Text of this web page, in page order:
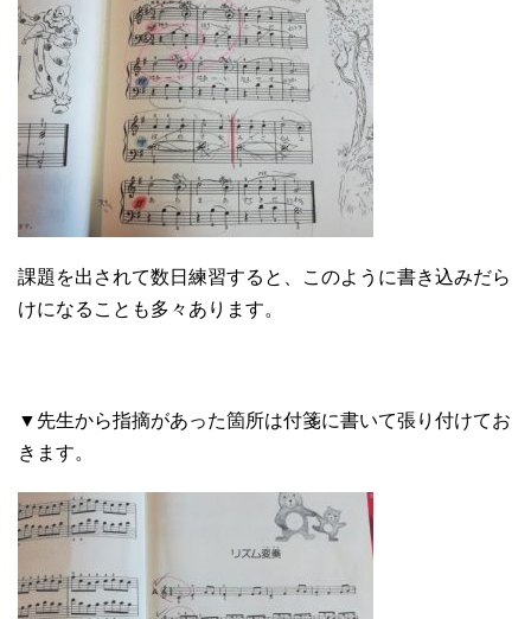
課題を出されて数日練習すると、このように書き込みだら
けになることも多々あります。
▼先生から指摘があった箇所は付箋に書いて張り付けてお
きます。